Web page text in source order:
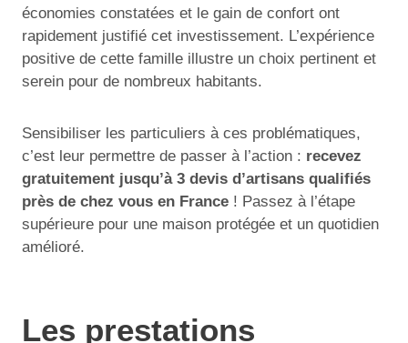
économies constatées et le gain de confort ont
rapidement justifié cet investissement. L’expérience
positive de cette famille illustre un choix pertinent et
serein pour de nombreux habitants.
Sensibiliser les particuliers à ces problématiques,
c’est leur permettre de passer à l’action : recevez
gratuitement jusqu’à 3 devis d’artisans qualifiés
près de chez vous en France ! Passez à l’étape
supérieure pour une maison protégée et un quotidien
amélioré.
Les prestations